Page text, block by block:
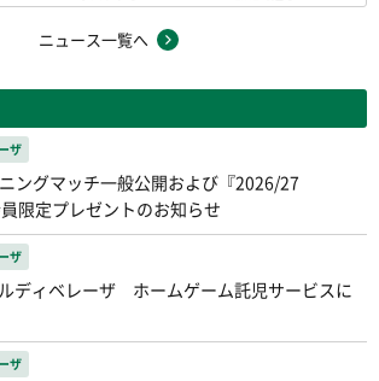
ニュース一覧へ
ザ
ングマッチ一般公開および『2026/27
限定プレゼントのお知らせ
ザ
ディベレーザ ホームゲーム託児サービスに
ザ